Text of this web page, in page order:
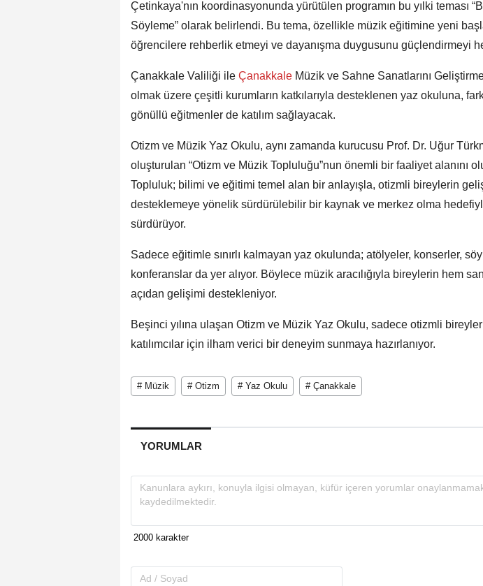
Çetinkaya'nın koordinasyonunda yürütülen programın bu yılki teması
Söyleme” olarak belirlendi. Bu tema, özellikle müzik eğitimine yeni
öğrencilere rehberlik etmeyi ve dayanışma duygusunu güçlendirmeyi
Çanakkale Valiliği ile Çanakkale Müzik ve Sahne Sanatlarını
olmak üzere çeşitli kurumların katkılarıyla desteklenen yaz okuluna,
gönüllü eğitmenler de katılım sağlayacak.
Otizm ve Müzik Yaz Okulu, aynı zamanda kurucusu Prof. Dr. Uğur
oluşturulan “Otizm ve Müzik Topluluğu”nun önemli bir faaliyet alanını
Topluluk; bilimi ve eğitimi temel alan bir anlayışla, otizmli bireylerin
desteklemeye yönelik sürdürülebilir bir kaynak ve merkez olma
sürdürüyor.
Sadece eğitimle sınırlı kalmayan yaz okulunda; atölyeler, konserler,
konferanslar da yer alıyor. Böylece müzik aracılığıyla bireylerin hem
açıdan gelişimi destekleniyor.
Beşinci yılına ulaşan Otizm ve Müzik Yaz Okulu, sadece otizmli
katılımcılar için ilham verici bir deneyim sunmaya hazırlanıyor.
# Müzik # Otizm # Yaz Okulu # Çanakkale
YORUMLAR